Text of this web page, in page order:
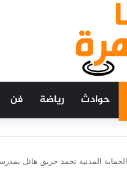
حوادث رياضة فن
الحماية المدنية تخمد حريق هائل